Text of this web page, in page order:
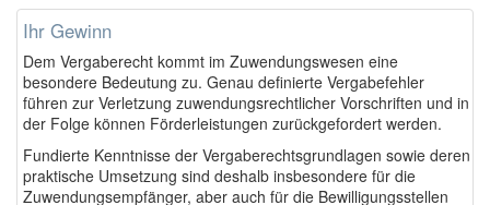
Ihr Gewinn
Dem Vergaberecht kommt im Zuwendungswesen eine
besondere Bedeutung zu. Genau definierte Vergabefehler
führen zur Verletzung zuwendungsrechtlicher Vorschriften und in
der Folge können Förderleistungen zurückgefordert werden.
Fundierte Kenntnisse der Vergaberechtsgrundlagen sowie deren
praktische Umsetzung sind deshalb insbesondere für die
Zuwendungsempfänger, aber auch für die Bewilligungsstellen